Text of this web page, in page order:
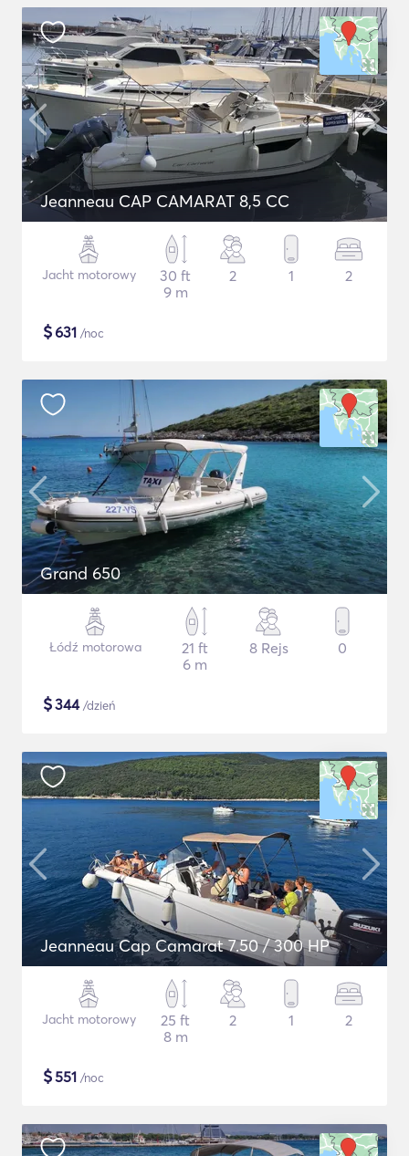
Jeanneau CAP CAMARAT 8,5 CC
Jacht motorowy
30 ft
9 m
2 1 2
$631 /noc
Grand 650
Łódź motorowa
21 ft
6 m
8 Rejs 0
$344/dzień
Jeanneau Cap Camarat 7.50 / 300 HP
Jacht motorowy
25 ft
8 m
2 1 2
$551 /noc